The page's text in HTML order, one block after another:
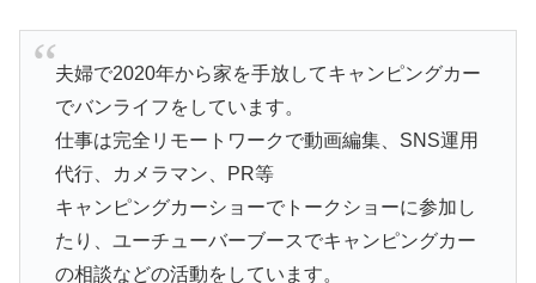
夫婦で2020年から家を手放してキャンピングカー
でバンライフをしています。
仕事は完全リモートワークで動画編集、SNS運用
代行、カメラマン、PR等
キャンピングカーショーでトークショーに参加し
たり、ユーチューバーブースでキャンピングカー
の相談などの活動をしています。